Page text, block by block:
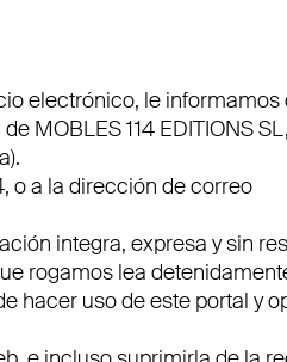
electrónico, le informamos
MOBLES 114 EDITIONS
o a la dirección de correo
integra, expresa y sin
rogamos lea
hacer uso de este portal y